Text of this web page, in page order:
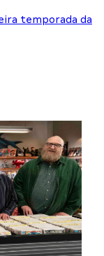
temporada da